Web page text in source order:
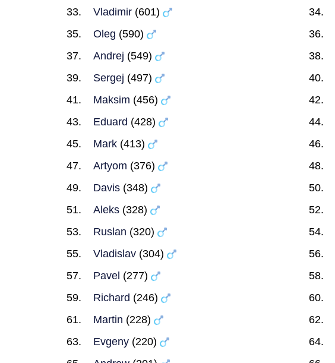
Vladimir (601)
Oleg (590)
Andrej (549)
Sergej (497)
Maksim (456)
Eduard (428)
Mark (413)
Artyom (376)
Davis (348)
Aleks (328)
Ruslan (320)
Vladislav (304)
Pavel (277)
Richard (246)
Martin (228)
Evgeny (220)